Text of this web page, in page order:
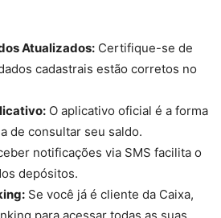
Atualizados: Certifique-se de
cadastrais estão corretos no
O aplicativo oficial é a forma
de consultar seu saldo.
notificações via SMS facilita o
depósitos.
Se você já é cliente da Caixa,